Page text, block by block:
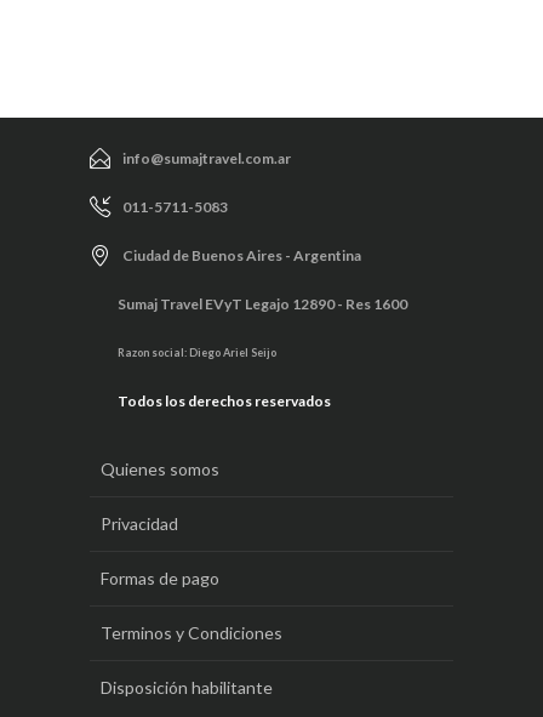
info@sumajtravel.com.ar
011-5711-5083
Ciudad de Buenos Aires - Argentina
Sumaj Travel EVyT Legajo 12890 - Res 1600
Razon social: Diego Ariel Seijo
Todos los derechos reservados
Quienes somos
Privacidad
Formas de pago
Terminos y Condiciones
Disposición habilitante